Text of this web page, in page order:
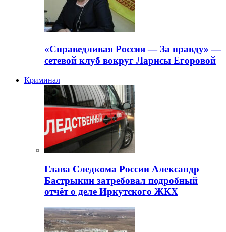
«Справедливая Россия — За правду» —
сетевой клуб вокруг Ларисы Егоровой
Криминал
Глава Следкома России Александр
Бастрыкин затребовал подробный
отчёт о деле Иркутского ЖКХ